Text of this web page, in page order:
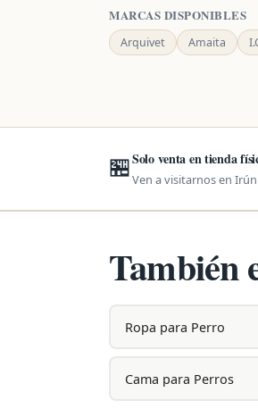
MARCAS DISPONIBLES
Arquivet Amaita
🏪Solo venta en tienda
Ven a visitarnos en Irún
También
Ropa para Perro
Cama para Perros